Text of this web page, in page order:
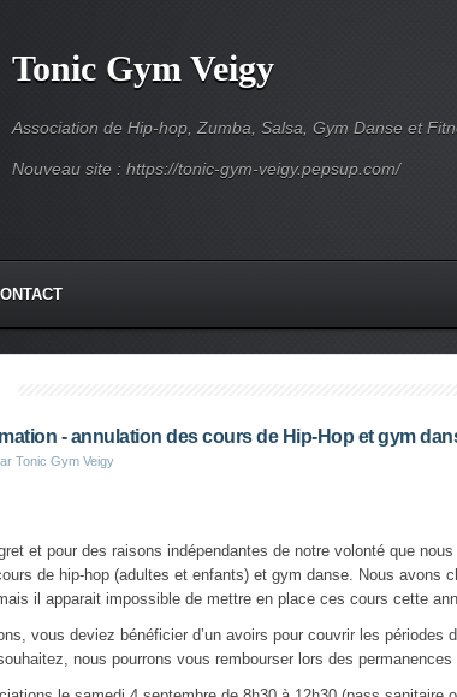
Tonic Gym Veigy
Association de Hip-hop, Zumba, Salsa, Gym Danse et
Nouveau site : https://tonic-gym-veigy.pepsup.com/
- annulation des cours de Hip-Hop et gym
Tonic Gym Veigy
et pour des raisons indépendantes de notre volonté que nous
de hip-hop (adultes et enfants) et gym danse. Nous avons
il apparait impossible de mettre en place ces cours cette
vous deviez bénéficier d’un avoirs pour couvrir les périodes
nous pourrons vous rembourser lors des